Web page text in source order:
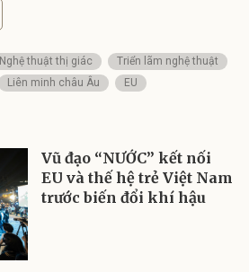
Nghệ thuật thị giác
Triển lãm nghệ thuật
Liên minh châu Âu EU
Vũ đạo “NƯỚC” kết nối
EU và thế hệ trẻ Việt Nam
trước biến đổi khí hậu